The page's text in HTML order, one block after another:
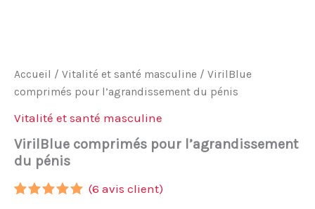
Accueil / Vitalité et santé masculine / VirilBlue
comprimés pour l’agrandissement du pénis
Vitalité et santé masculine
VirilBlue comprimés pour l’agrandissement
du pénis
(6 avis client)